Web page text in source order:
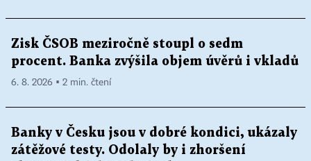
Zisk ČSOB meziročně stoupl o sedm
procent. Banka zvýšila objem úvěrů i vkladů
6. 8. 2026 ▪ 2 min. čtení
Banky v Česku jsou v dobré kondici, ukázaly
zátěžové testy. Odolaly by i zhoršení